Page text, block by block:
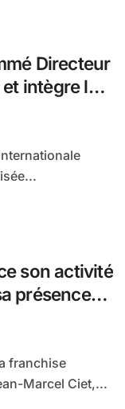
Directeur
intègre le
son activité
présence
Marcel Ciet,...